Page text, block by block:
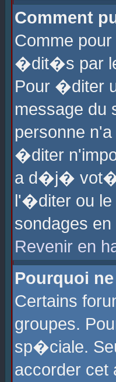
Comment
Comme
�dit�s par
Pour �diter
message du
personne
�diter
a d�j� vot�,
l'�diter ou le
sondages
Revenir en
Pourquoi
Certains
groupes.
sp�ciale.
accorder cet